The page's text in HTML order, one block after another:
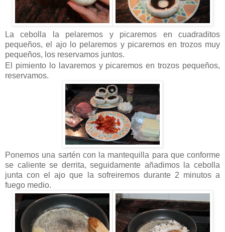
La cebolla la pelaremos y picaremos en cuadraditos
pequeños, el ajo lo pelaremos y picaremos en trozos muy
pequeños, los reservamos juntos.
El pimiento lo lavaremos y picaremos en trozos pequeños,
reservamos.
Ponemos una sartén con la mantequilla para que conforme
se caliente se derrita, seguidamente añadimos la cebolla
junta con el ajo que la sofreiremos durante 2 minutos a
fuego medio.